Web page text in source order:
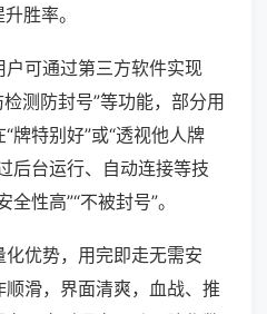
胜率。
可通过第三方软件实现
检测防封号”等功能，部分用
牌特别好”或“透视他人牌
后台运行、自动连接等技
性高”“不被封号”。
优势，用完即走无需安
滑，界面清爽，血战、推